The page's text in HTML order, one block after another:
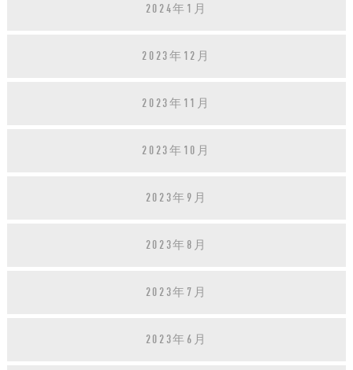
2024年1月
2023年12月
2023年11月
2023年10月
2023年9月
2023年8月
2023年7月
2023年6月